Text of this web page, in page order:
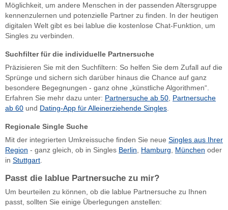
Möglichkeit, um andere Menschen in der passenden Altersgruppe
kennenzulernen und potenzielle Partner zu finden. In der heutigen
digitalen Welt gibt es bei lablue die kostenlose Chat-Funktion, um
Singles zu verbinden.
Suchfilter für die individuelle Partnersuche
Präzisieren Sie mit den Suchfiltern: So helfen Sie dem Zufall auf die
Sprünge und sichern sich darüber hinaus die Chance auf ganz
besondere Begegnungen - ganz ohne „künstliche Algorithmen“.
Erfahren Sie mehr dazu unter: Partnersuche ab 50 Partnersuche
ab 60 und Dating-App für Alleinerziehende Singles
Regionale Single Suche
Mit der integrierten Umkreissuche finden Sie neue Singles aus Ihrer
Region - ganz gleich, ob in Singles Berlin Hamburg München oder
in Stuttgart
Passt die lablue Partnersuche zu mir?
Um beurteilen zu können, ob die lablue Partnersuche zu Ihnen
passt, sollten Sie einige Überlegungen anstellen: